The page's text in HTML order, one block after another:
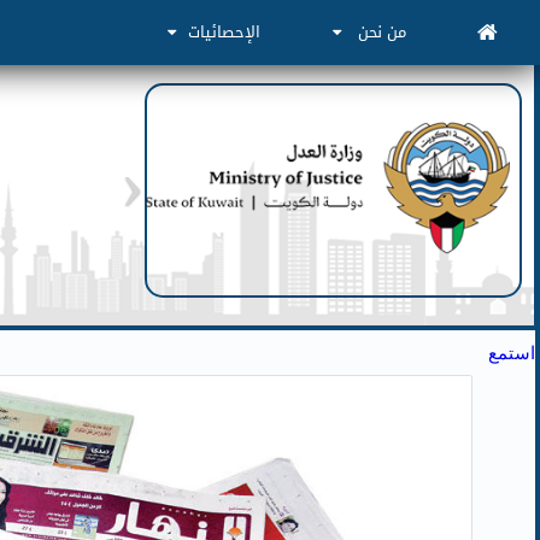
من نحن الإحصائيات
استمع